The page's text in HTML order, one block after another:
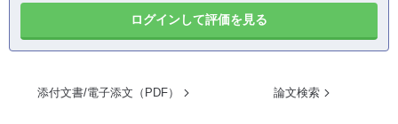
ログインして評価を見る
添付文書/電子添文（PDF） 論文検索